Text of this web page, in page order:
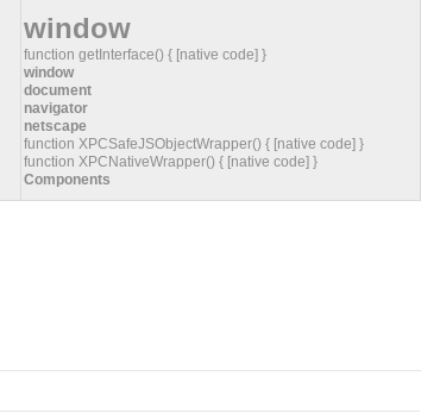
window
function getInterface() { [native code] }
window
document
navigator
netscape
function XPCSafeJSObjectWrapper() { [native code] }
function XPCNativeWrapper() { [native code] }
Components